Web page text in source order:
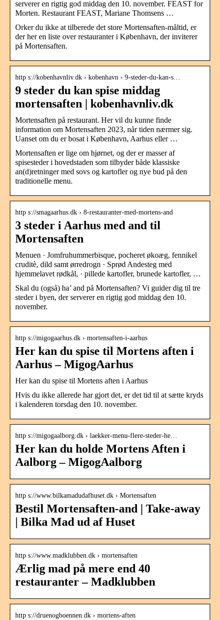
serverer en rigtig god middag den 10. november. FEAST for
Morten. Restaurant FEAST, Mariane Thomsens …
Orker du ikke at tilberede det store Mortensaften-måltid, er
der her en liste over restauranter i København, der inviterer
på Mortensaften.
http s://kobenhavnliv.dk › kobenhavn › 9-steder-du-kan-s…
9 steder du kan spise middag
mortensaften | kobenhavnliv.dk
Mortensaften på restaurant. Her vil du kunne finde
information om Mortensaften 2023, når tiden nærmer sig.
Uanset om du er bosat i København, Aarhus eller …
Mortensaften er lige om hjørnet, og der er masser af
spisesteder i hovedstaden som tilbyder både klassiske
an(d)retninger med sovs og kartofler og nye bud på den
traditionelle menu.
http s://smagaarhus.dk › 8-restauranter-med-mortens-and
3 steder i Aarhus med and til
Mortensaften
Menuen · Jomfruhummerbisque, pocheret økoæg, fennikel
cruditè, dild samt ørredrogn · Sprød Andesteg med
hjemmelavet rødkål, · pillede kartofler, brunede kartofler, …
Skal du (også) ha’ and på Mortensaften? Vi guider dig til tre
steder i byen, der serverer en rigtig god middag den 10.
november.
http s://migogaarhus.dk › mortensaften-i-aarhus
Her kan du spise til Mortens aften i
Aarhus – MigogAarhus
Her kan du spise til Mortens aften i Aarhus
Hvis du ikke allerede har gjort det, er det tid til at sætte kryds
i kalenderen torsdag den 10. november.
http s://migogaalborg.dk › laekker-menu-flere-steder-he…
Her kan du holde Mortens Aften i
Aalborg – MigogAalborg
http s://www.bilkamadudafhuset.dk › Mortensaften
Bestil Mortensaften-and | Take-away
| Bilka Mad ud af Huset
http s://www.madklubben.dk › mortensaften
Ærlig mad på mere end 40
restauranter – Madklubben
http s://druenogboennen.dk › mortens-aften